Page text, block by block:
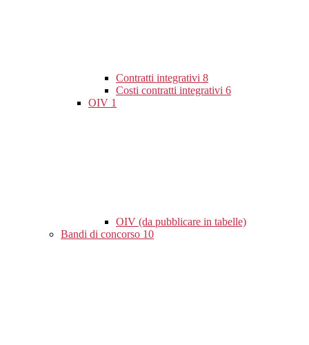
Contratti integrativi 8
Costi contratti integrativi 6
OIV 1
OIV (da pubblicare in tabelle)
Bandi di concorso 10